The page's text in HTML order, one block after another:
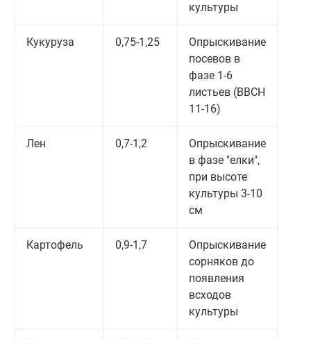
культуры
Кукуруза 0,75-1,25
Опрыскивание
посевов в
фазе 1-6
листьев (BBCH
11-16)
Лен 0,7-1,2
Опрыскивание
в фазе "елки",
при высоте
культуры 3-10
см
Картофель 0,9-1,7
Опрыскивание
сорняков до
появления
всходов
культуры